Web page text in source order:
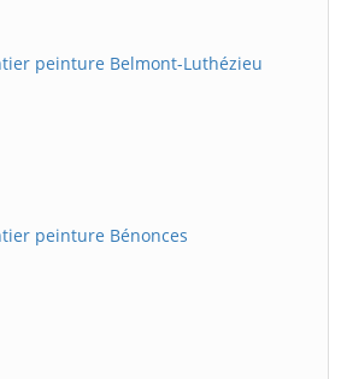
peinture Belmont-Luthézieu
peinture Bénonces